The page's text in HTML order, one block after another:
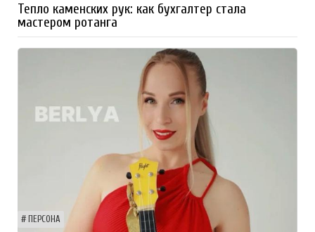
Тепло каменских рук: как бухгалтер стала
мастером ротанга
ПЕРСОНА